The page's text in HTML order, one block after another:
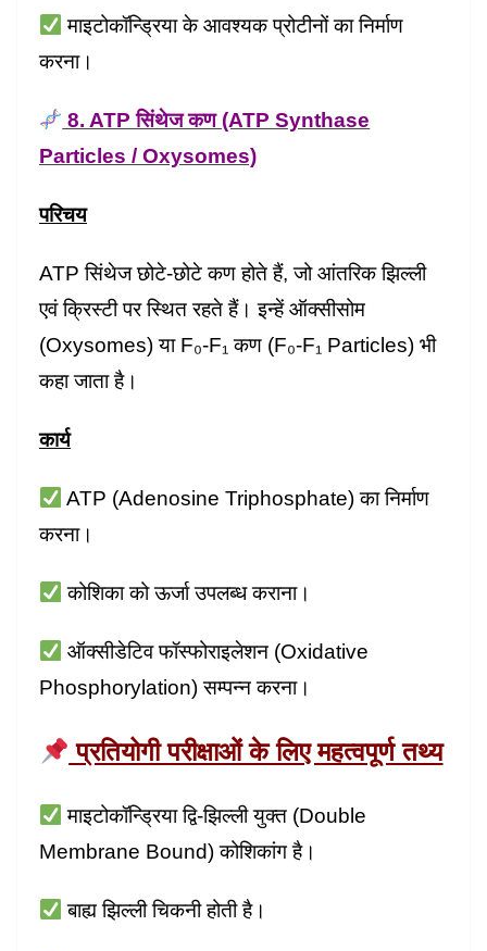
माइटोकॉन्ड्रिया के आवश्यक प्रोटीनों का निर्माण
करना।
8. ATP सिंथेज कण (ATP Synthase
Particles / Oxysomes)
परिचय
ATP सिंथेज छोटे-छोटे कण होते हैं, जो आंतरिक झिल्ली
एवं क्रिस्टी पर स्थित रहते हैं। इन्हें ऑक्सीसोम
(Oxysomes) या F₀-F₁ कण (F₀-F₁ Particles) भी
कहा जाता है।
कार्य
ATP (Adenosine Triphosphate) का निर्माण
करना।
कोशिका को ऊर्जा उपलब्ध कराना।
ऑक्सीडेटिव फॉस्फोराइलेशन (Oxidative
Phosphorylation) सम्पन्न करना।
प्रतियोगी परीक्षाओं के लिए महत्वपूर्ण तथ्य
माइटोकॉन्ड्रिया द्वि-झिल्ली युक्त (Double
Membrane Bound) कोशिकांग है।
बाह्य झिल्ली चिकनी होती है।